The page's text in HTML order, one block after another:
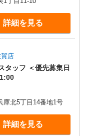
詳細を見る
店
タッフ ＜優先募集日
庫北5丁目14番地1号
詳細を見る